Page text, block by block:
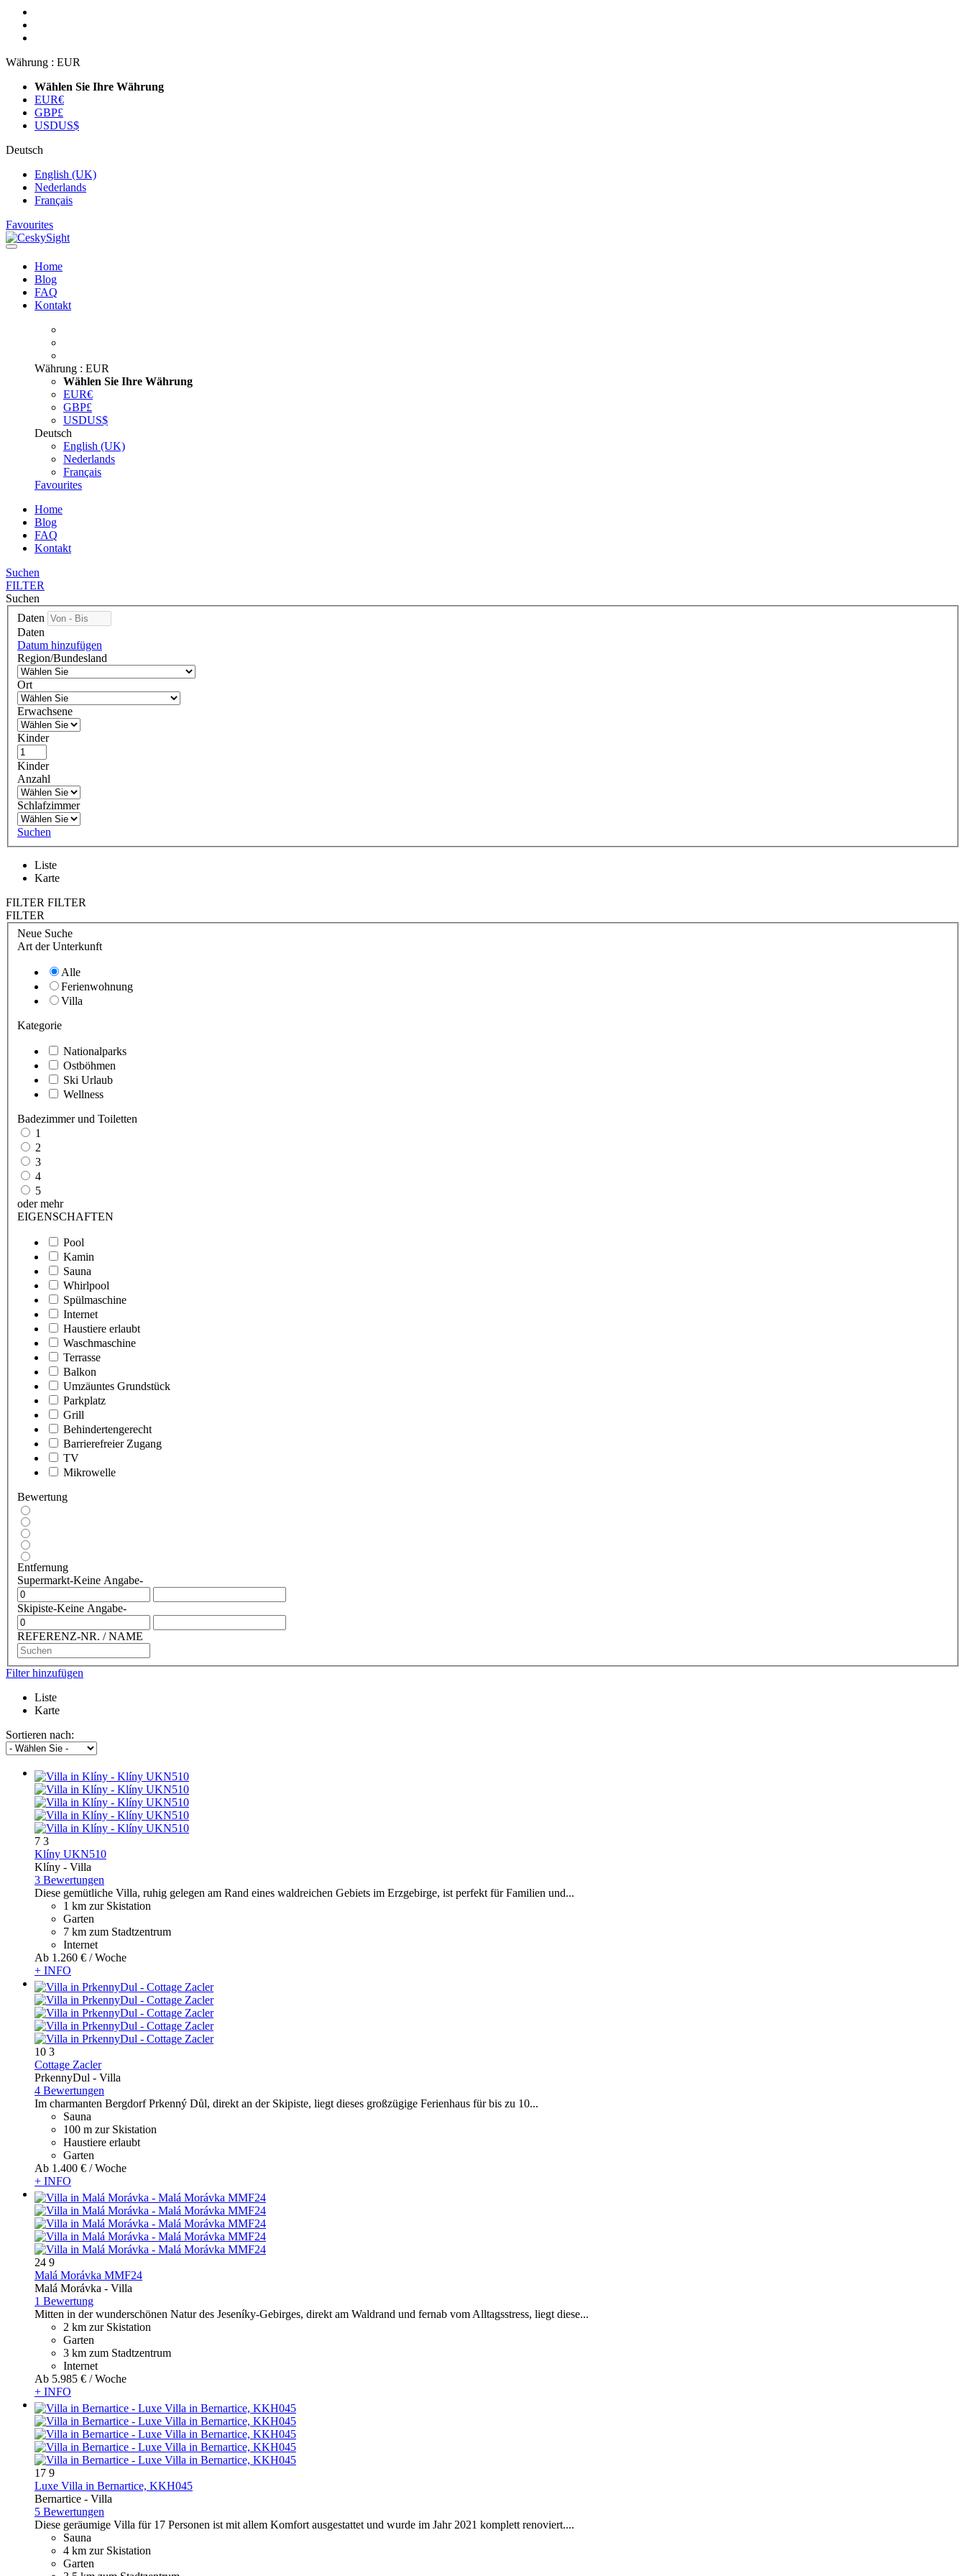
Währung : EUR
Wählen Sie Ihre Währung
EUR€
GBP£
USDUS$
Deutsch
English (UK)
Nederlands
Français
Favourites
Home
Blog
FAQ
Kontakt
Währung : EUR
Wählen Sie Ihre Währung
EUR€
GBP£
USDUS$
Deutsch
English (UK)
Nederlands
Français
Favourites
Home
Blog
FAQ
Kontakt
Suchen
FILTER
Suchen
Daten
Daten
Datum hinzufügen
Region/Bundesland
Ort
Erwachsene
Kinder
Kinder
Anzahl
Schlafzimmer
Suchen
Liste
Karte
FILTER FILTER
FILTER
Neue Suche
Art der Unterkunft
Alle
Ferienwohnung
Villa
Kategorie
Nationalparks
Ostböhmen
Ski Urlaub
Wellness
Badezimmer und Toiletten
1
2
3
4
5
oder mehr
EIGENSCHAFTEN
Pool
Kamin
Sauna
Whirlpool
Spülmaschine
Internet
Haustiere erlaubt
Waschmaschine
Terrasse
Balkon
Umzäuntes Grundstück
Parkplatz
Grill
Behindertengerecht
Barrierefreier Zugang
TV
Mikrowelle
Bewertung
Entfernung
Supermarkt-Keine Angabe-
Skipiste-Keine Angabe-
REFERENZ-NR. / NAME
Filter hinzufügen
Liste
Karte
Sortieren nach:
7 3
Klíny UKN510
Klíny - Villa
3 Bewertungen
Diese gemütliche Villa, ruhig gelegen am Rand eines waldreichen Gebiets im Erzgebirge, ist perfekt für Familien und...
1 km zur Skistation
Garten
7 km zum Stadtzentrum
Internet
Ab 1.260 € / Woche
+ INFO
10 3
Cottage Zacler
PrkennyDul - Villa
4 Bewertungen
Im charmanten Bergdorf Prkenný Důl, direkt an der Skipiste, liegt dieses großzügige Ferienhaus für bis zu 10...
Sauna
100 m zur Skistation
Haustiere erlaubt
Garten
Ab 1.400 € / Woche
+ INFO
24 9
Malá Morávka MMF24
Malá Morávka - Villa
1 Bewertung
Mitten in der wunderschönen Natur des Jeseníky-Gebirges, direkt am Waldrand und fernab vom Alltagsstress, liegt diese...
2 km zur Skistation
Garten
3 km zum Stadtzentrum
Internet
Ab 5.985 € / Woche
+ INFO
17 9
Luxe Villa in Bernartice, KKH045
Bernartice - Villa
5 Bewertungen
Diese geräumige Villa für 17 Personen ist mit allem Komfort ausgestattet und wurde im Jahr 2021 komplett renoviert....
Sauna
4 km zur Skistation
Garten